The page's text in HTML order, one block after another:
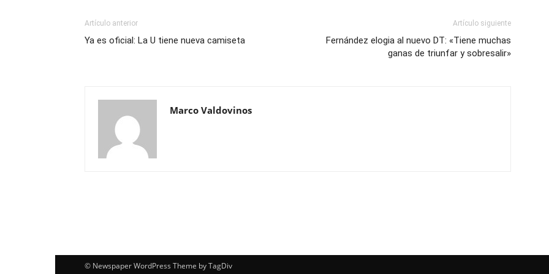
Artículo anterior
Ya es oficial: La U tiene nueva camiseta
Artículo siguiente
Fernández elogia al nuevo DT: «Tiene muchas
ganas de triunfar y sobresalir»
Marco Valdovinos
© Newspaper WordPress Theme by TagDiv